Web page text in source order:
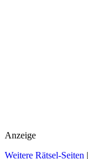
Anzeige
Weitere Rätsel-Seiten |